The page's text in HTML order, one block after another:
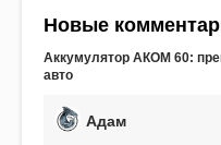
Новые
Аккумулятор АКОМ 60:
авто
Адам